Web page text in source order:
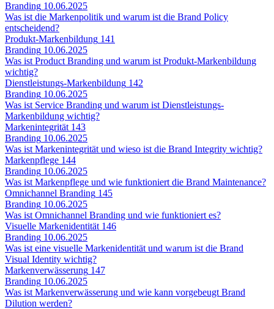
Branding 10.06.2025
Was ist die Markenpolitik und warum ist die Brand Policy
entscheidend?
Produkt-Markenbildung 141
Branding 10.06.2025
Was ist Product Branding und warum ist Produkt-Markenbildung
wichtig?
Dienstleistungs-Markenbildung 142
Branding 10.06.2025
Was ist Service Branding und warum ist Dienstleistungs-
Markenbildung wichtig?
Markenintegrität 143
Branding 10.06.2025
Was ist Markenintegrität und wieso ist die Brand Integrity wichtig?
Markenpflege 144
Branding 10.06.2025
Was ist Markenpflege und wie funktioniert die Brand Maintenance?
Omnichannel Branding 145
Branding 10.06.2025
Was ist Omnichannel Branding und wie funktioniert es?
Visuelle Markenidentität 146
Branding 10.06.2025
Was ist eine visuelle Markenidentität und warum ist die Brand
Visual Identity wichtig?
Markenverwässerung 147
Branding 10.06.2025
Was ist Markenverwässerung und wie kann vorgebeugt Brand
Dilution werden?